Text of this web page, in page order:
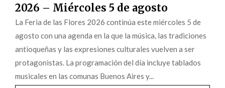
2026 – Miércoles 5 de agosto
La Feria de las Flores 2026 continúa este miércoles 5 de
agosto con una agenda en la que la música, las tradiciones
antioqueñas y las expresiones culturales vuelven a ser
protagonistas. La programación del día incluye tablados
musicales en las comunas Buenos Aires y...